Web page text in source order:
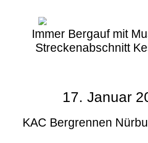
Immer Bergauf mit
Streckenabschnitt
17. Januar
KAC Bergrennen